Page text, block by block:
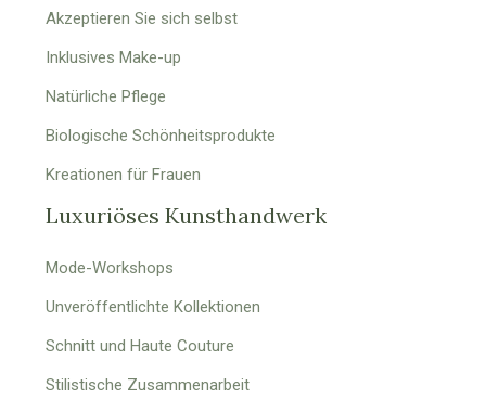
Akzeptieren Sie sich selbst
Inklusives Make-up
Natürliche Pflege
Biologische Schönheitsprodukte
Kreationen für Frauen
Luxuriöses Kunsthandwerk
Mode-Workshops
Unveröffentlichte Kollektionen
Schnitt und Haute Couture
Stilistische Zusammenarbeit